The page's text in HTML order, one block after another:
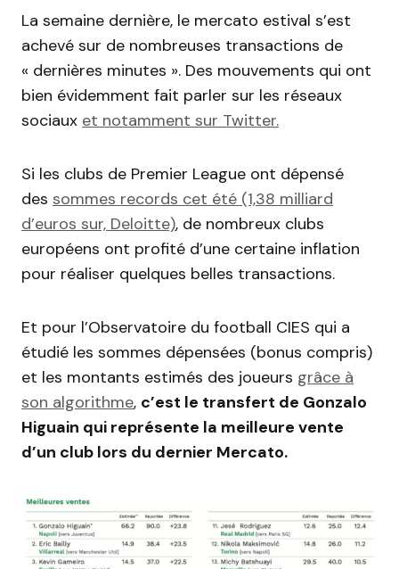
La semaine dernière, le mercato estival s’est
achevé sur de nombreuses transactions de
« dernières minutes ». Des mouvements qui ont
bien évidemment fait parler sur les réseaux
sociaux et notamment sur Twitter.
Si les clubs de Premier League ont dépensé
des sommes records cet été (1,38 milliard
d’euros sur, Deloitte), de nombreux clubs
européens ont profité d’une certaine inflation
pour réaliser quelques belles transactions.
Et pour l’Observatoire du football CIES qui a
étudié les sommes dépensées (bonus compris)
et les montants estimés des joueurs grâce à
son algorithme, c’est le transfert de Gonzalo
Higuain qui représente la meilleure vente
d’un club lors du dernier Mercato.